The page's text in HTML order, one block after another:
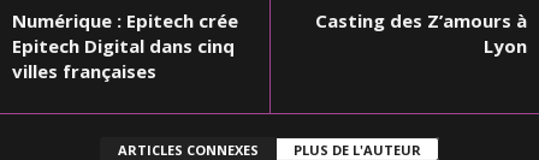
Numérique : Epitech crée
Epitech Digital dans cinq
villes françaises
Casting des Z’amours à
Lyon
ARTICLES CONNEXES PLUS DE L'AUTEUR